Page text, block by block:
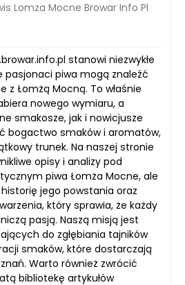
Lomza Mocne Browar Info Pl
stanowi niezwykłe
pasjonaci piwa mogą znaleźć
z Łomżą Mocną. To właśnie
nowego wymiaru, a
smakosze, jak i nowicjusze
bogactwo smaków i aromatów,
trunek. Na naszej stronie
opisy i analizy pod
piwa Łomża Mocne, ale
jego powstania oraz
który sprawia, że każdy
pasją. Naszą misją jest
do zgłębiania tajników
smaków, które dostarczają
Warto również zwrócić
bibliotekę artykułów